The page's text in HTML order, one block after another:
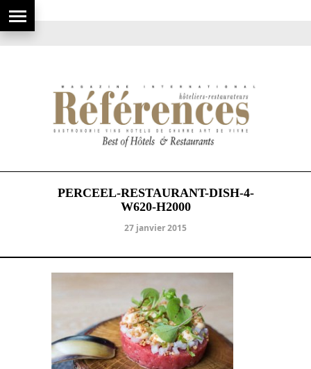
PERCEEL-RESTAURANT-DISH-4-
W620-H2000
27 janvier 2015